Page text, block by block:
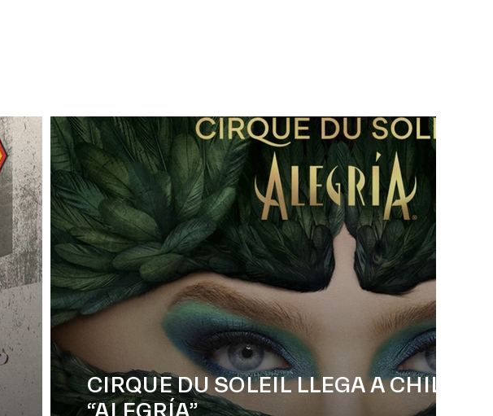
CIRQUE DU SOLEIL LLEGA A CHILE